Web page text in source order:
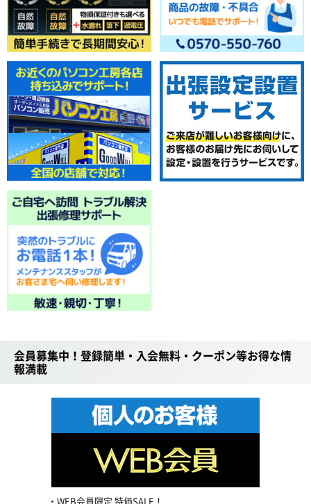
会員募集中！登録簡単・入会無料・クーポン等お得な情
報満載
WEB会員限定 特価SALE！